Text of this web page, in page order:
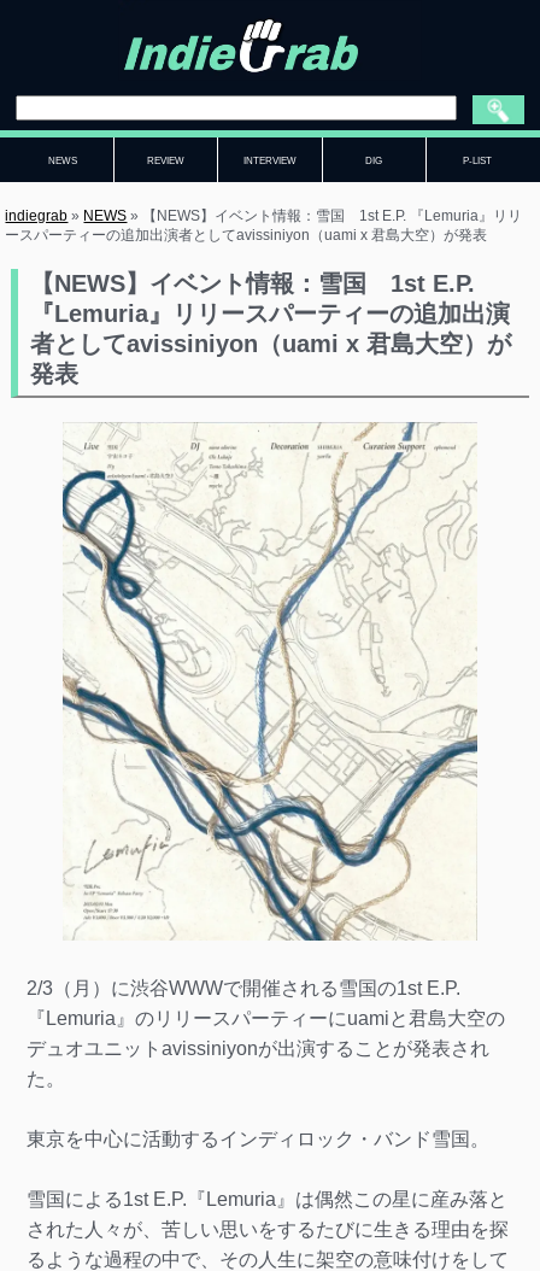
NEWS REVIEW INTERVIEW DIG P-LIST
indiegrab » NEWS »
【NEWS】イベント情報：雪国 1st E.P. 『Lemuria』リリ
ースパーティーの追加出演者としてavissiniyon（uami x 君島大空）が発表
【NEWS】イベント情報：雪国 1st E.P.
『Lemuria』リリースパーティーの追加出演
者としてavissiniyon（uami x 君島大空）が
発表
2/3（月）に渋谷WWWで開催される雪国の1st E.P.
『Lemuria』のリリースパーティーにuamiと君島大空の
デュオユニットavissiniyonが出演することが発表され
た。
東京を中心に活動するインディロック・バンド雪国。
雪国による1st E.P.『Lemuria』は偶然この星に産み落と
された人々が、苦しい思いをするたびに生きる理由を探
るような過程の中で、その人生に架空の意味付けをして